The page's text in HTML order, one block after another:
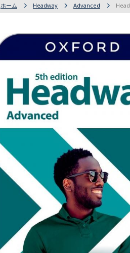
ホーム Headway Advanced